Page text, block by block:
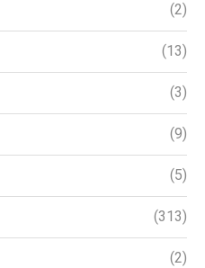
(2)
(13)
(3)
(9)
(5)
(313)
(2)